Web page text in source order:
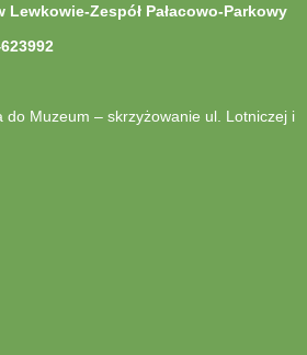
Lewkowie-Zespół Pałacowo-Parkowy
do Muzeum – skrzyżowanie ul. Lotniczej i